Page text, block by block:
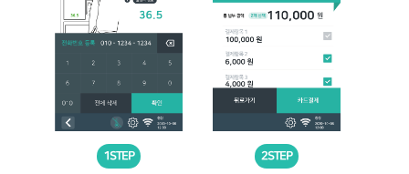
1STEP 2STEP